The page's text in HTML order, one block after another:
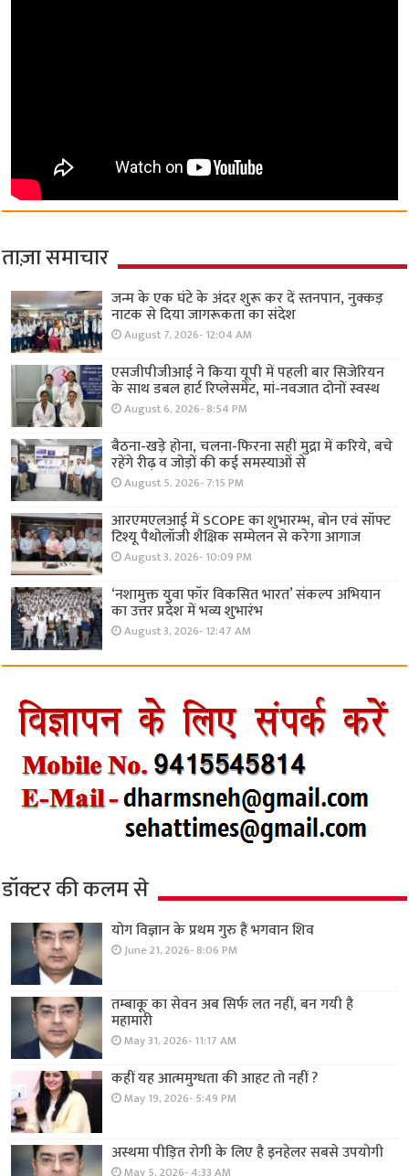
ताज़ा समाचार
जन्म के एक घंटे के अंदर शुरू कर दें स्तनपान, नुक्कड़
नाटक से दिया जागरूकता का संदेश
August 7, 2026- 12:04 AM
एसजीपीजीआई ने किया यूपी में पहली बार सिजेरियन
के साथ डबल हार्ट रिप्लेसमेंट, मां-नवजात दोनों स्वस्थ
August 6, 2026- 8:54 PM
बैठना-खड़े होना, चलना-फिरना सही मुद्रा में करिये, बचे
रहेंगे रीढ़ व जोड़ों की कई समस्याओं से
August 5, 2026- 7:15 PM
आरएमएलआई में SCOPE का शुभारम्भ, बोन एवं सॉफ्ट
टिश्यू पैथोलॉजी शैक्षिक सम्मेलन से करेगा आगाज
August 3, 2026- 10:09 PM
‘नशामुक्त युवा फॉर विकसित भारत’ संकल्प अभियान
का उत्तर प्रदेश में भव्य शुभारंभ
August 3, 2026- 12:47 AM
डॉक्टर की कलम से
योग विज्ञान के प्रथम गुरु हैं भगवान शिव
June 21, 2026- 8:06 PM
तम्बाकू का सेवन अब सिर्फ लत नहीं, बन गयी है
महामारी
May 31, 2026- 11:17 AM
कहीं यह आत्ममुग्धता की आहट तो नहीं ?
May 19, 2026- 5:49 PM
अस्थमा पीड़ित रोगी के लिए है इनहेलर सबसे उपयोगी